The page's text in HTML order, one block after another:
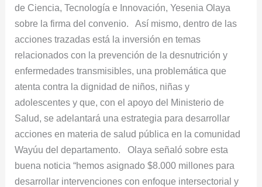
de Ciencia, Tecnología e Innovación, Yesenia Olaya
sobre la firma del convenio. Así mismo, dentro de las
acciones trazadas está la inversión en temas
relacionados con la prevención de la desnutrición y
enfermedades transmisibles, una problemática que
atenta contra la dignidad de niños, niñas y
adolescentes y que, con el apoyo del Ministerio de
Salud, se adelantará una estrategia para desarrollar
acciones en materia de salud pública en la comunidad
Wayúu del departamento. Olaya señaló sobre esta
buena noticia “hemos asignado $8.000 millones para
desarrollar intervenciones con enfoque intersectorial y